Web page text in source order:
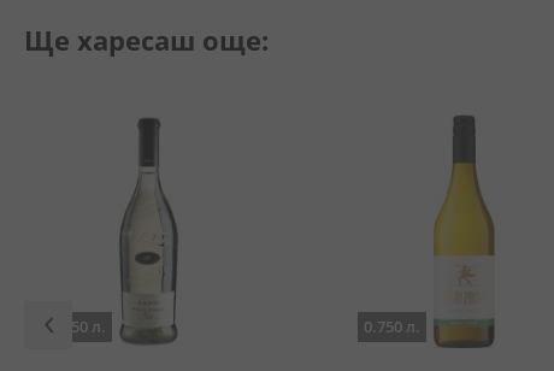
Ще харесаш още:
0.750 л. 0.750 л.